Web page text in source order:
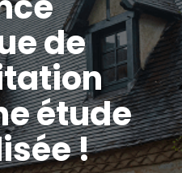
de
étude
!